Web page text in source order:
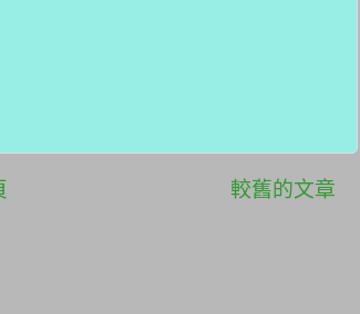
較舊的文章